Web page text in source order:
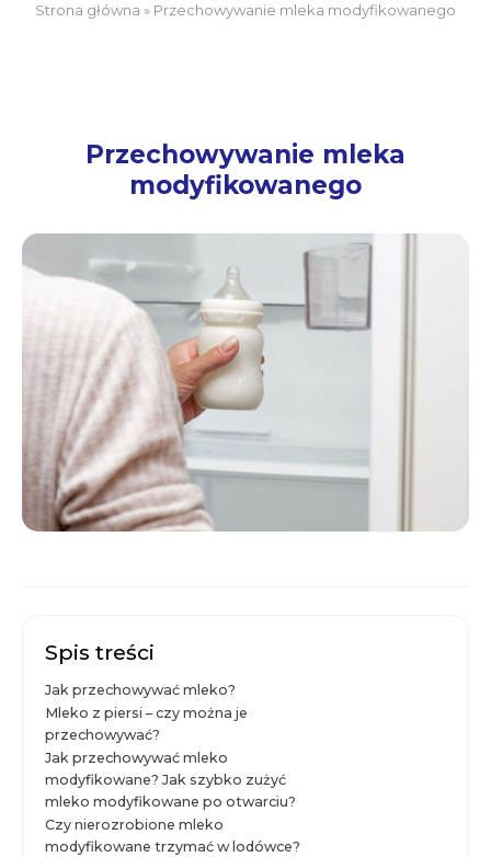
Strona główna » Przechowywanie mleka modyfikowanego
Przechowywanie mleka
modyfikowanego
Spis treści
Jak przechowywać mleko?
Mleko z piersi – czy można je
przechowywać?
Jak przechowywać mleko
modyfikowane? Jak szybko zużyć
mleko modyfikowane po otwarciu?
Czy nierozrobione mleko
modyfikowane trzymać w lodówce?